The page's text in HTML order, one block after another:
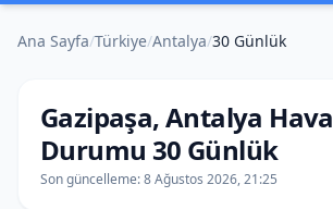
Ana Sayfa/Türkiye/Antalya/30 Günlük
Gazipaşa, Antalya Hava
Durumu 30 Günlük
Son güncelleme:8 Ağustos 2026, 21:25